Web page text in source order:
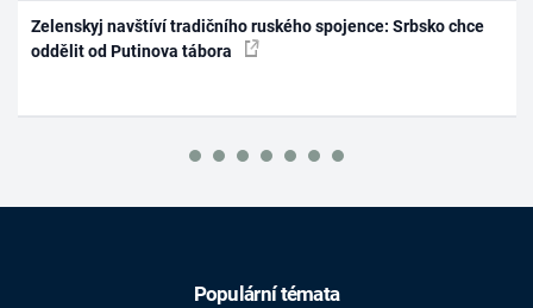
Zelenskyj navštíví tradičního ruského spojence: Srbsko chce
oddělit od Putinova tábora
Populární témata